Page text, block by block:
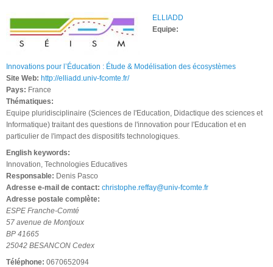
ELLIADD
Equipe:
Innovations pour l’Éducation : Étude & Modélisation des écosystèmes
Site Web: http://elliadd.univ-fcomte.fr/
Pays: France
Thématiques:
Equipe pluridisciplinaire (Sciences de l'Education, Didactique des sciences et
Informatique) traitant des questions de l'innovation pour l'Education et en
particulier de l'impact des dispositifs technologiques.
English keywords:
Innovation, Technologies Educatives
Responsable: Denis Pasco
Adresse e-mail de contact: christophe.reffay@univ-fcomte.fr
Adresse postale complète:
ESPE Franche-Comté
57 avenue de Montjoux
BP 41665
25042 BESANCON Cedex
Téléphone: 0670652094